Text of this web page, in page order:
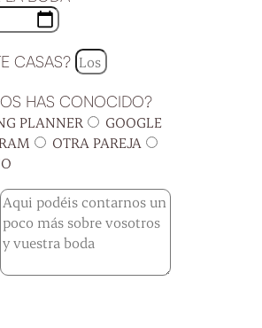
CASAS?
HAS CONOCIDO?
PLANNER
GOOGLE
OTRA PAREJA